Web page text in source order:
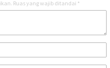
Ruas yang wajib ditandai *